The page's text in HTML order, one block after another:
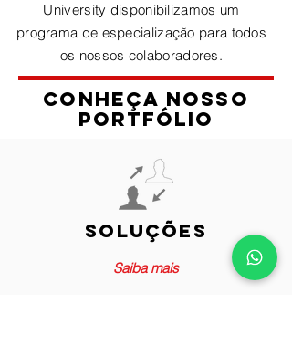
University disponibilizamos um
programa de especialização para todos
os nossos colaboradores.
conheça nosso
portfólio
soluções
Saiba mais